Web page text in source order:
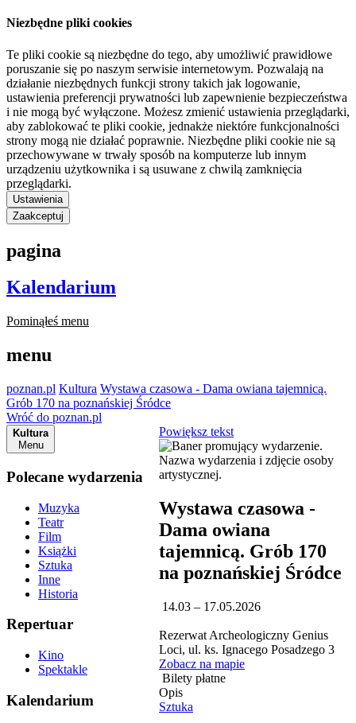
Niezbędne pliki cookies
Te pliki cookie są niezbędne do tego, aby umożliwić prawidłowe
poruszanie się po naszym serwisie internetowym. Pozwalają na
działanie niezbędnych funkcji strony takich jak logowanie,
ustawienia preferencji prywatności lub zapewnienie bezpieczeństwa
i nie mogą być wyłączone. Możesz zmienić ustawienia przeglądarki,
aby zablokować te pliki cookie, jednakże niektóre funkcjonalności
strony mogą nie działać poprawnie. Niezbędne pliki cookie nie są
przechowywane w trwały sposób na komputerze lub innym
urządzeniu użytkownika i są usuwane z chwilą zamknięcia
przeglądarki.
Ustawienia
Zaakceptuj
pagina
Kalendarium
Pominąłeś menu
menu
poznan.pl Kultura Wystawa czasowa - Dama owiana tajemnicą.
Grób 170 na poznańskiej Śródce
Wróć do poznan.pl
Kultura
Menu
Polecane wydarzenia
Muzyka
Teatr
Film
Książki
Sztuka
Inne
Historia
Repertuar
Kino
Spektakle
Kalendarium
Powiększ tekst
Wystawa czasowa -
Dama owiana
tajemnicą. Grób 170
na poznańskiej Śródce
14.03 – 17.05.2026
Rezerwat Archeologiczny Genius
Loci, ul. ks. Ignacego Posadzego 3
Zobacz na mapie
Bilety płatne
Opis
Sztuka